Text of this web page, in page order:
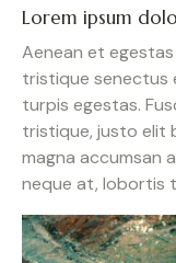
Lorem ipsum
Aenean et
tristique senectus
turpis egestas.
tristique, justo elit
magna accumsan
neque at, lobortis